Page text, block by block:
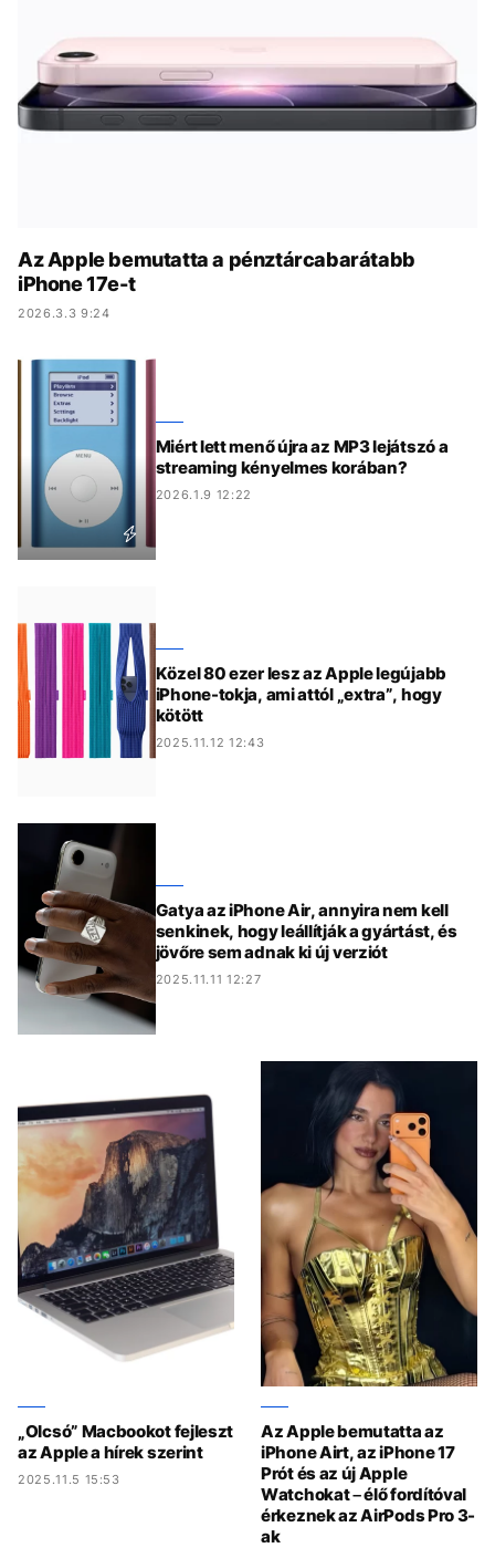
ÉLETMÓD
BESZÉLGETÉSEK ARCOK
Az Apple bemutatta a pénztárcabarátabb
iPhone 17e-t
2026.3.3 9:24
Miért lett menő újra az MP3 lejátszó a
streaming kényelmes korában?
2026.1.9 12:22
Közel 80 ezer lesz az Apple legújabb
iPhone-tokja, ami attól „extra”, hogy
kötött
2025.11.12 12:43
Gatya az iPhone Air, annyira nem kell
senkinek, hogy leállítják a gyártást, és
jövőre sem adnak ki új verziót
2025.11.11 12:27
„Olcsó” Macbookot fejleszt
az Apple a hírek szerint
2025.11.5 15:53
Az Apple bemutatta az
iPhone Airt, az iPhone 17
Prót és az új Apple
Watchokat – élő fordítóval
érkeznek az AirPods Pro 3-
ak